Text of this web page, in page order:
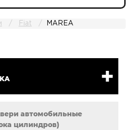
Fiat MAREA
автомобильные
цилиндров)